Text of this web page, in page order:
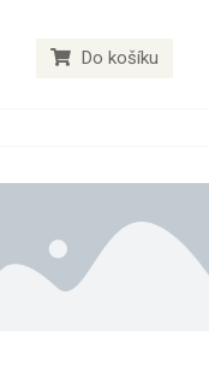
Do košíku